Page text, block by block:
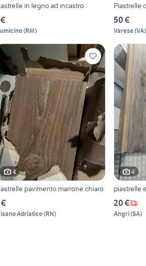
in legno ad incastro
(RM)
Piastrelle
50 €
Varese(VA)
4
pavimento marrone chiaro
Adriatico(RN)
4
piastrelle
20 €
Angri(SA)